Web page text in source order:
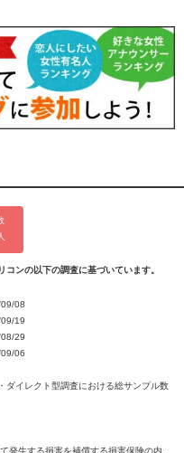
ンの以下の調査に基づいています。
08
19
29
06
ダイレクト型調査における総サンプル数